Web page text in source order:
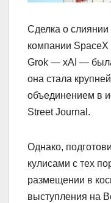
Сделка о
компании SpaceX
Grok — xAI — была
она стала
объединением в
Street Journal.
Однако,
кулисами с тех
размещении в
выступления на